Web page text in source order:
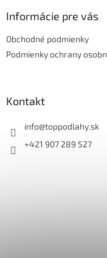
Informácie pre vás
Obchodné podmienky
Podmienky ochrany
Kontakt
info@toppodlahy.sk
+421 907 289 527